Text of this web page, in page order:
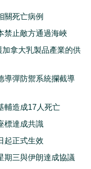
關死亡病例
禁止敵方通過海峽
拿大乳製品產業的供
導彈防禦系統攔截導
輔造成17人死亡
標達成共識
起正式生效
期三與伊朗達成協議